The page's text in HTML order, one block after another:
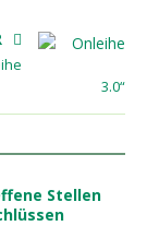
3.0“
Stellen